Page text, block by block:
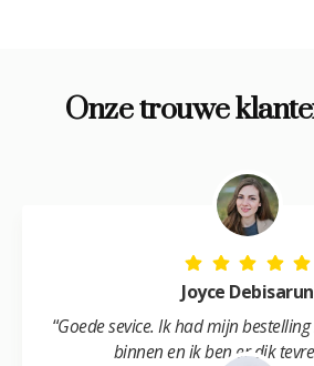
Onze trouwe
Joyce Debisarun
“Goede sevice. Ik had mijn
binnen en ik ben er dik